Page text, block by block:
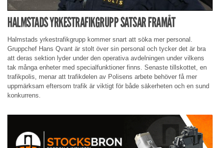
HALMSTADS YRKESTRAFIKGRUPP SATSAR FRAMÅT
Halmstads yrkestrafikgrupp kommer snart att söka mer personal.
Gruppchef Hans Qvant är stolt över sin personal och tycker det är bra
att deras sektion lyder under den operativa avdelningen under vilkens
tak många enheter med specialfunktioner finns. Senaste tillskottet, en
trafikpolis, menar att trafikdelen av Polisens arbete behöver få mer
uppmärksam eftersom trafik är viktigt för både säkerheten och en sund
konkurrens.